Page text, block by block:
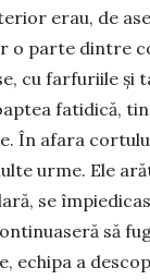
erau, de
o parte dintre
cu farfuriile şi
fatidică,
În afara
urme. Ele
se
să
echipa a